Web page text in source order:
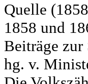
Quelle
1858 und
Beiträge zur
hg. v.